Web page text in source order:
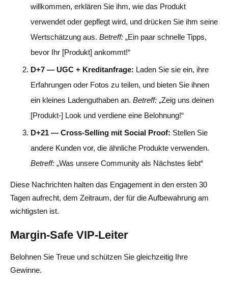
willkommen, erklären Sie ihm, wie das Produkt
verwendet oder gepflegt wird, und drücken Sie ihm seine
Wertschätzung aus. Betreff: „Ein paar schnelle Tipps,
bevor Ihr [Produkt] ankommt!“
D+7 — UGC + Kreditanfrage: Laden Sie sie ein, ihre
Erfahrungen oder Fotos zu teilen, und bieten Sie ihnen
ein kleines Ladenguthaben an. Betreff: „Zeig uns deinen
[Produkt-] Look und verdiene eine Belohnung!“
D+21 — Cross-Selling mit Social Proof: Stellen Sie
andere Kunden vor, die ähnliche Produkte verwenden.
Betreff: „Was unsere Community als Nächstes liebt“
Diese Nachrichten halten das Engagement in den ersten 30
Tagen aufrecht, dem Zeitraum, der für die Aufbewahrung am
wichtigsten ist.
Margin-Safe VIP-Leiter
Belohnen Sie Treue und schützen Sie gleichzeitig Ihre
Gewinne.